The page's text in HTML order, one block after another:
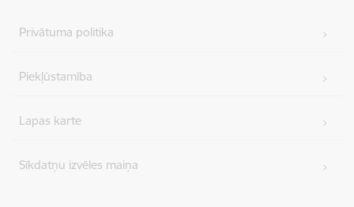
Privātuma politika
Piekļūstamība
Lapas karte
Sīkdatņu izvēles maiņa